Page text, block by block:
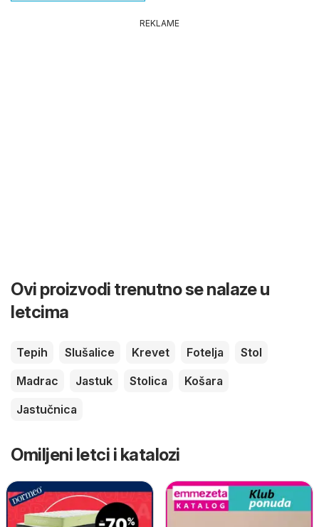
REKLAME
Ovi proizvodi trenutno se nalaze u
letcima
Tepih Slušalice Krevet Fotelja
Stol
Madrac
Jastuk Stolica
Košara
Jastučnica
Omiljeni letci i katalozi